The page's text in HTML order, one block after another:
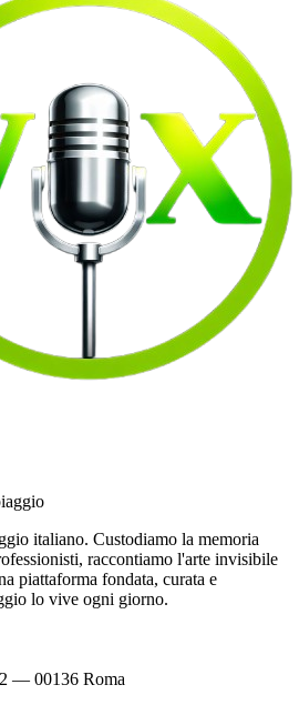
italiano. Custodiamo la memoria
raccontiamo l'arte invisibile
piattaforma fondata, curata e
lo vive ogni giorno.
— 00136 Roma